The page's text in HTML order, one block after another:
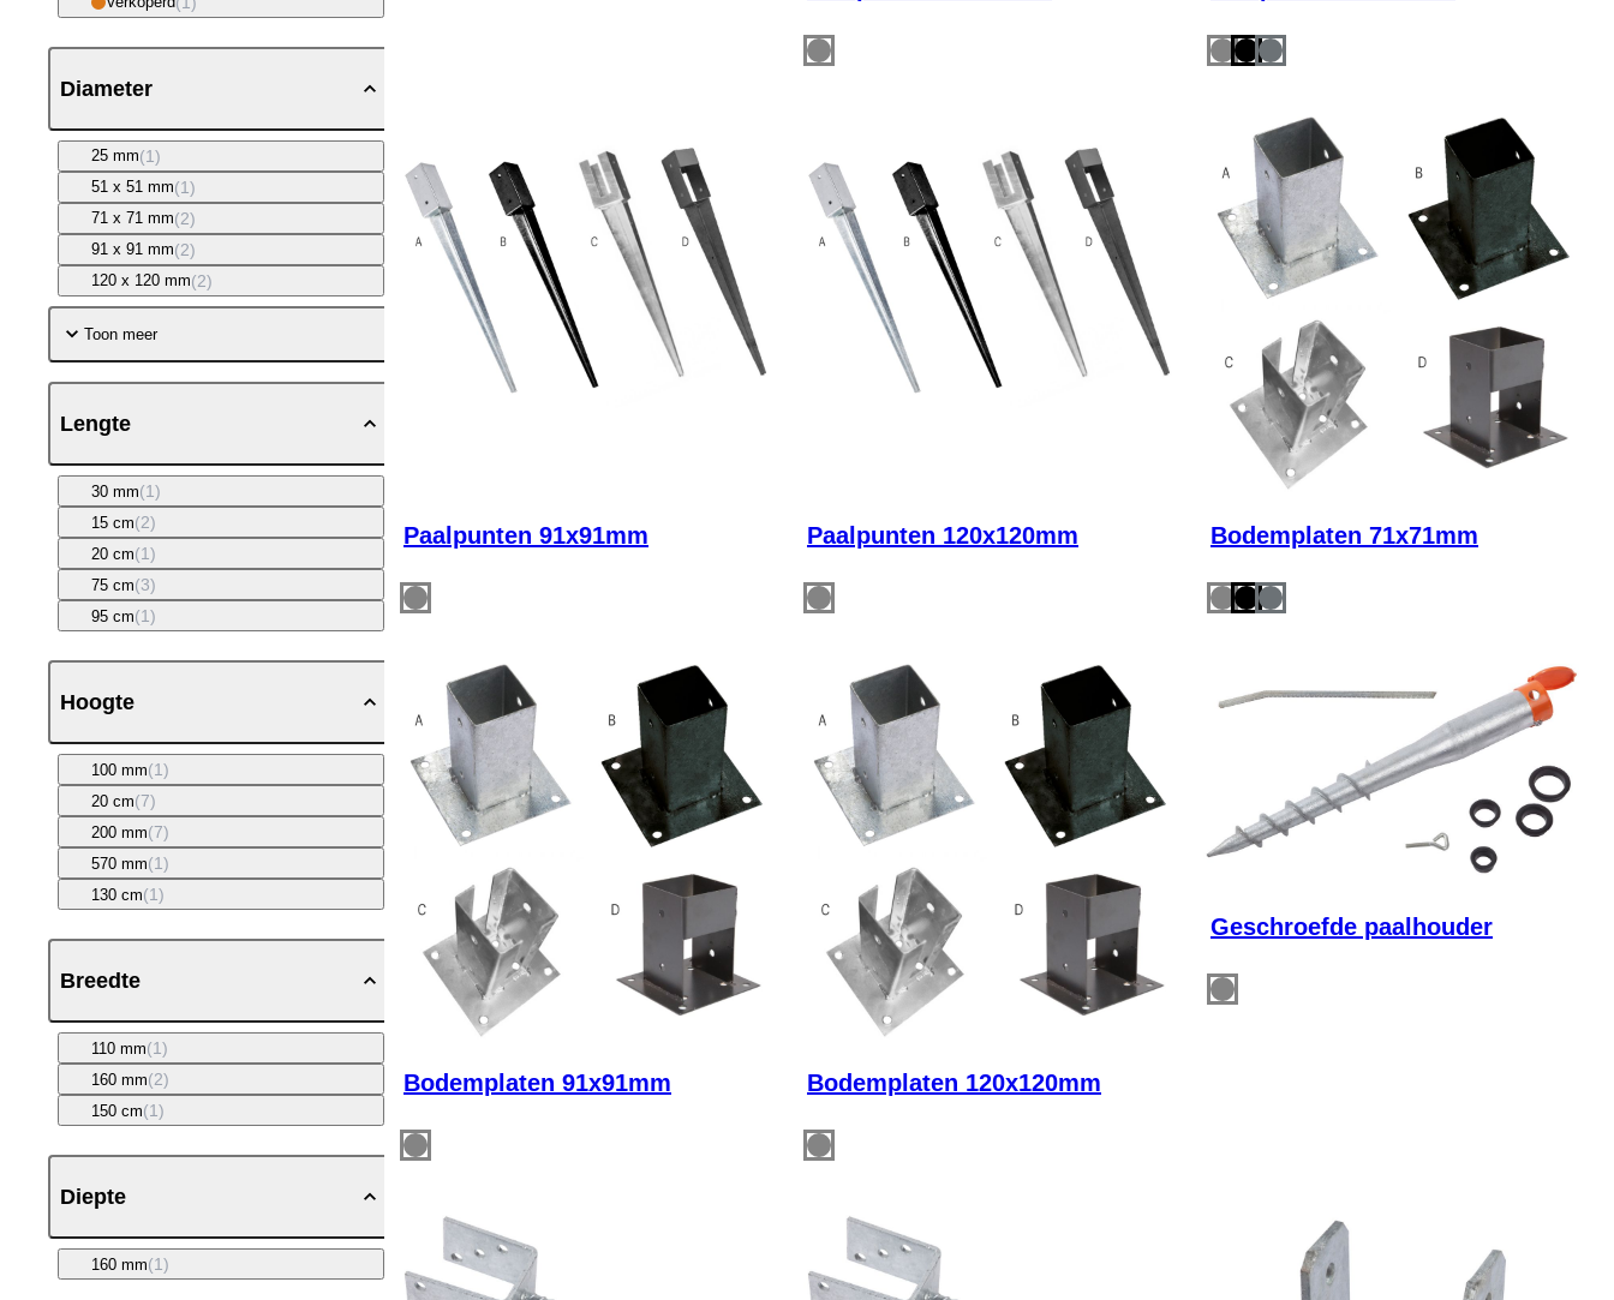
Diameter
25 mm(1)
51 x 51 mm(1)
71 x 71 mm(2)
91 x 91 mm(2)
120 x 120 mm(2)
Toon meer
Lengte
30 mm(1)
15 cm(2)
20 cm(1)
75 cm(3)
95 cm(1)
Hoogte
100 mm(1)
20 cm(7)
200 mm(7)
570 mm(1)
130 cm(1)
Breedte
110 mm(1)
160 mm(2)
150 cm(1)
Diepte
160 mm(1)
Paalpunten 91x91mm Paalpunten 120x120mm Bodemplaten 71x71mm
Bodemplaten 91x91mm Bodemplaten 120x120mm
Geschroefde paalhouder